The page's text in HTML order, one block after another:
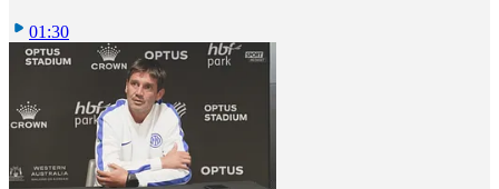
01:30